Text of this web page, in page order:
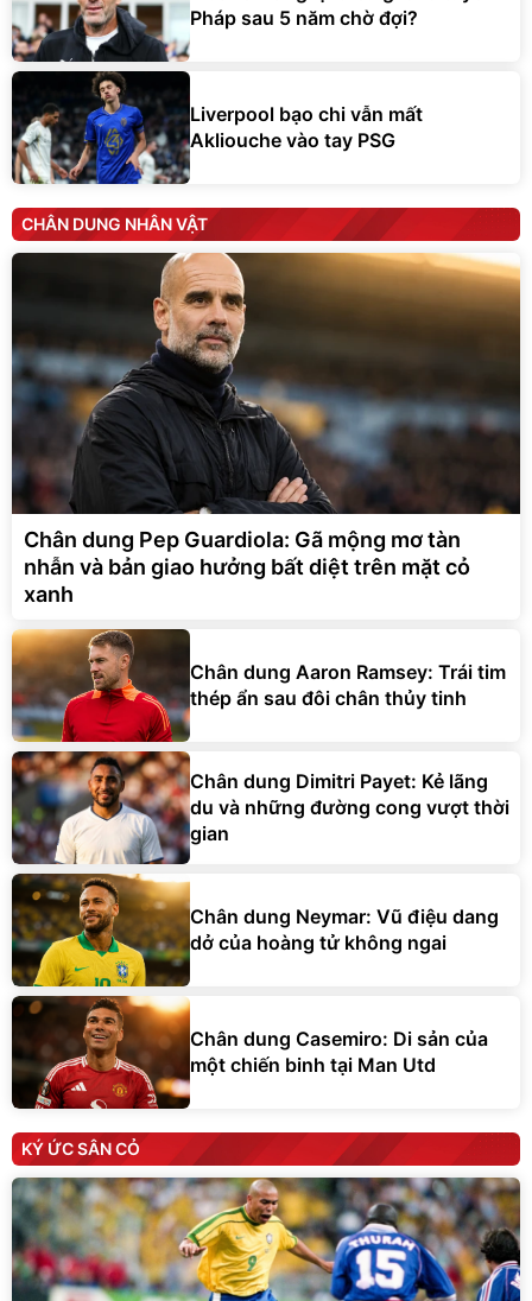
Pháp sau 5 năm chờ đợi?
Liverpool bạo chi vẫn mất
Akliouche vào tay PSG
CHÂN DUNG NHÂN VẬT
Chân dung Pep Guardiola: Gã mộng mơ tàn
nhẫn và bản giao hưởng bất diệt trên mặt cỏ
xanh
Chân dung Aaron Ramsey: Trái tim
thép ẩn sau đôi chân thủy tinh
Chân dung Dimitri Payet: Kẻ lãng
du và những đường cong vượt thời
gian
Chân dung Neymar: Vũ điệu dang
dở của hoàng tử không ngai
Chân dung Casemiro: Di sản của
một chiến binh tại Man Utd
KÝ ỨC SÂN CỎ